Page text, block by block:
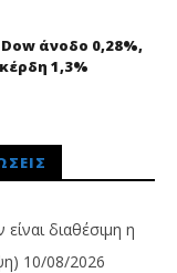
άνοδο 0,28%,
1,3%
διαθέσιμη η
10/08/2026